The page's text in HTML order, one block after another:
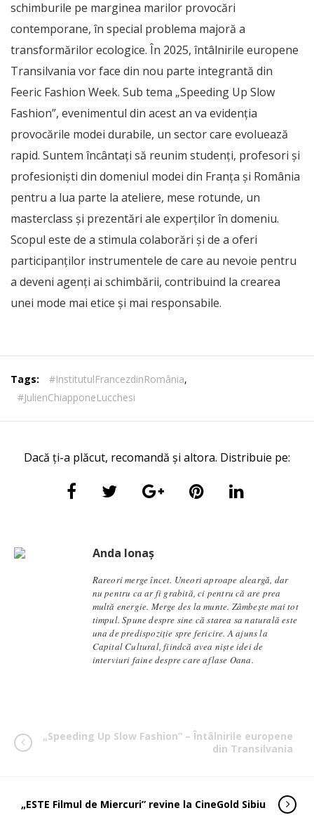
schimburile pe marginea marilor provocări
contemporane, în special problema majoră a
transformărilor ecologice. În 2025, întâlnirile europene
Transilvania vor face din nou parte integrantă din
Feeric Fashion Week. Sub tema „Speeding Up Slow
Fashion”, evenimentul din acest an va evidenția
provocările modei durabile, un sector care evoluează
rapid. Suntem încântați să reunim studenți, profesori și
profesioniști din domeniul modei din Franța și România
pentru a lua parte la ateliere, mese rotunde, un
masterclass și prezentări ale experților în domeniu.
Scopul este de a stimula colaborări și de a oferi
participanților instrumentele de care au nevoie pentru
a deveni agenți ai schimbării, contribuind la crearea
unei mode mai etice și mai responsabile.
Tags: #InstitutulFrancezdinRomânia,
#JulienChiapponeLucchesi
Dacă ți-a plăcut, recomandă și altora. Distribuie pe:
Anda Ionaș
Rareori merge încet. Uneori aproape aleargă, dar
nu pentru ca ar fi grabită, ci pentru că are prea
multă energie. Merge des la munte. Zâmbește mai tot
timpul. Spune despre sine că starea sa naturală este
una de predispoziție spre fericire. A ajuns la
Capital Cultural, fiindcă avea niște idei de
interviuri faine despre care aflase Oana.
„Speeding Up Slow Fashion” – Întâlnirile europene
din Transilvania
„ESTE Filmul de Miercuri” revine la CineGold Sibiu